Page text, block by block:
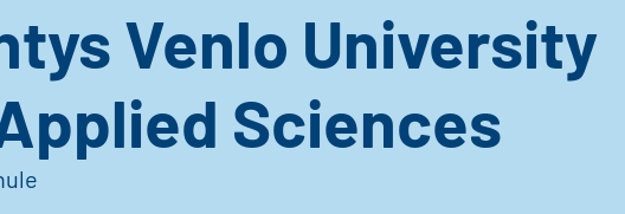
Venlo University
Sciences